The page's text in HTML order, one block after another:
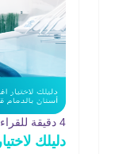
4 دقيقة للقراءة
دليلك